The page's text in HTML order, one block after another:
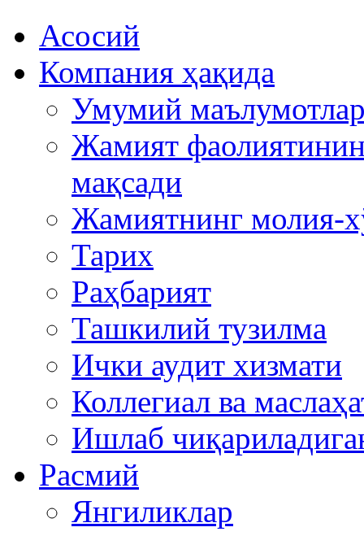
Асосий
Компания ҳақида
Умумий
Жамият
мақсади
Жамиятнинг молия-
Тарих
Раҳбарият
Ташкилий тузилма
Ички аудит хизмати
Коллегиал ва
Ишлаб
Расмий
Янгиликлар